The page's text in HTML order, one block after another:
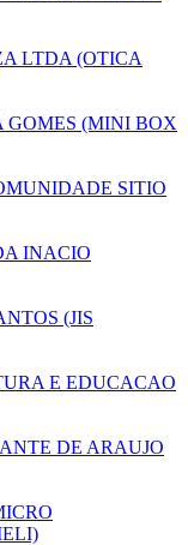
LTDA (OTICA
GOMES (MINI BOX
SITIO
INACIO
(JIS
E EDUCACAO
DE ARAUJO